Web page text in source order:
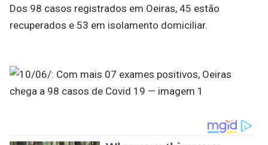
Dos 98 casos registrados em Oeiras, 45 estão
recuperados e 53 em isolamento domiciliar.